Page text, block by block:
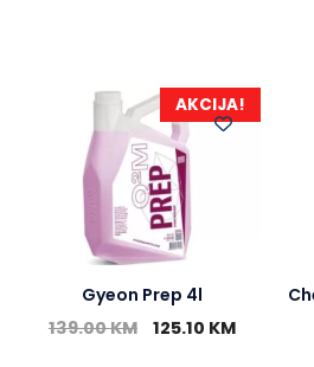
AKCIJA!
Gyeon Prep 4l
139.00KM 125.10 KM